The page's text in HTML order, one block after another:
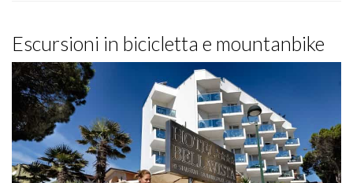
Escursioni in bicicletta e mountanbike